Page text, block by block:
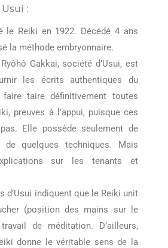
:
le Reiki en 1922. Décédé 4 ans
la méthode embryonnaire.
Gakkai, société d’Usui, est
les écrits authentiques du
taire définitivement toutes
preuves à l’appui, puisque ces
Elle possède seulement de
de quelques techniques. Mais
sur les tenants et
d’Usui indiquent que le Reiki unit
(position des mains sur le
de méditation. D’ailleurs,
donne le véritable sens de la